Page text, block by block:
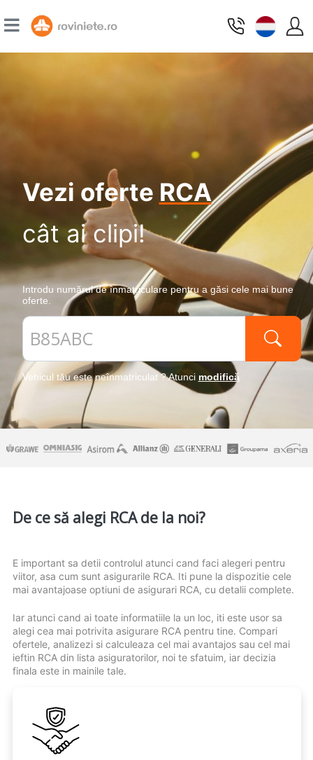
Vezi oferte RCA
cât ai clipi!
Introdu numărul de înmatriculare pentru a găsi cele mai bune
oferte.
Vehicul tău este neînmatriculat ? Atunci modifică
De ce să alegi RCA de la noi?
E important sa detii controlul atunci cand faci alegeri pentru
viitor, asa cum sunt asigurarile RCA. Iti pune la dispozitie cele
mai avantajoase optiuni de asigurari RCA, cu detalii complete.
Iar atunci cand ai toate informatiile la un loc, iti este usor sa
alegi cea mai potrivita asigurare RCA pentru tine. Compari
ofertele, analizezi si calculeaza cel mai avantajos sau cel mai
ieftin RCA din lista asiguratorilor, noi te sfatuim, iar decizia
finala este in mainile tale.